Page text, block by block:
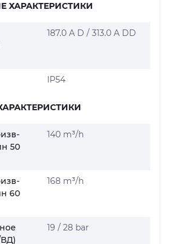
ХАРАКТЕРИСТИКИ
187.0 A D / 313.0 A DD
IP54
50
140 m³/h
60
168 m³/h
19 / 28 bar